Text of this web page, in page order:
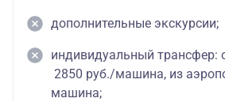
дополнительные экскурсии;
индивидуальный трансфер:
2850 руб./машина, из
машина;